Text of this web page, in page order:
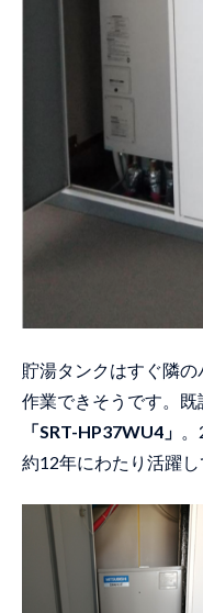
貯湯タンクはすぐ隣
作業できそうです。既
「SRT-HP37WU4」
約12年にわたり活躍し